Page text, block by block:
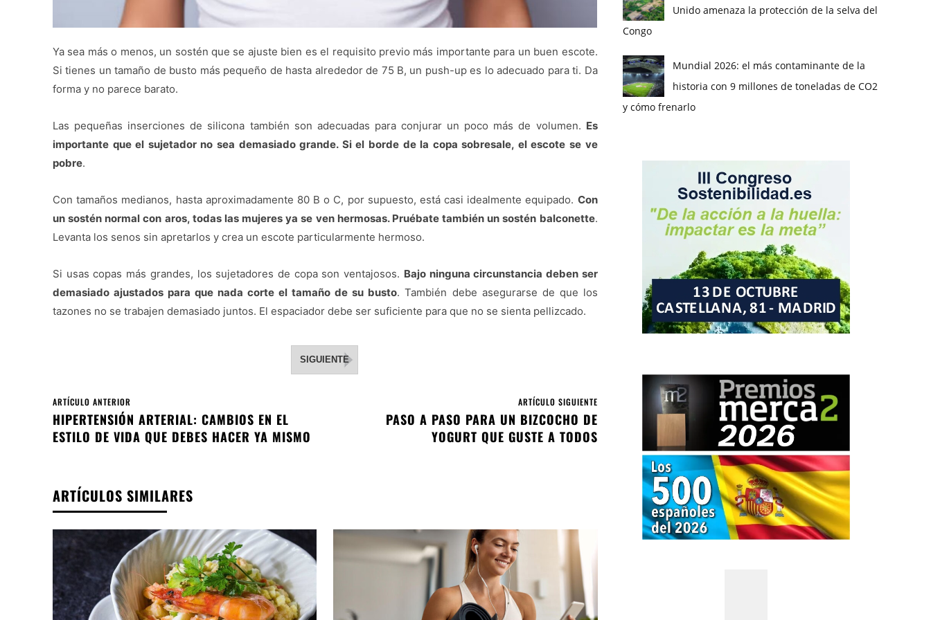
Ya sea más o menos, un sostén que se ajuste bien es el requisito previo más importante para un buen escote.
Si tienes un tamaño de busto más pequeño de hasta alrededor de 75 B, un push-up es lo adecuado para ti. Da
forma y no parece barato.
Las pequeñas inserciones de silicona también son adecuadas para conjurar un poco más de volumen. Es
importante que el sujetador no sea demasiado grande. Si el borde de la copa sobresale, el escote se ve
pobre.
Con tamaños medianos, hasta aproximadamente 80 B o C, por supuesto, está casi idealmente equipado. Con
un sostén normal con aros, todas las mujeres ya se ven hermosas. Pruébate también un sostén balconette.
Levanta los senos sin apretarlos y crea un escote particularmente hermoso.
Si usas copas más grandes, los sujetadores de copa son ventajosos. Bajo ninguna circunstancia deben ser
demasiado ajustados para que nada corte el tamaño de su busto. También debe asegurarse de que los
tazones no se trabajen demasiado juntos. El espaciador debe ser suficiente para que no se sienta pellizcado.
SIGUIENTE
ARTÍCULO ANTERIOR
HIPERTENSIÓN ARTERIAL: CAMBIOS EN EL
ESTILO DE VIDA QUE DEBES HACER YA MISMO
ARTÍCULO SIGUIENTE
PASO A PASO PARA UN BIZCOCHO DE
YOGURT QUE GUSTE A TODOS
ARTÍCULOS SIMILARES
Unido amenaza la protección de la selva del
Congo
Mundial 2026: el más contaminante de la
historia con 9 millones de toneladas de CO2
y cómo frenarlo